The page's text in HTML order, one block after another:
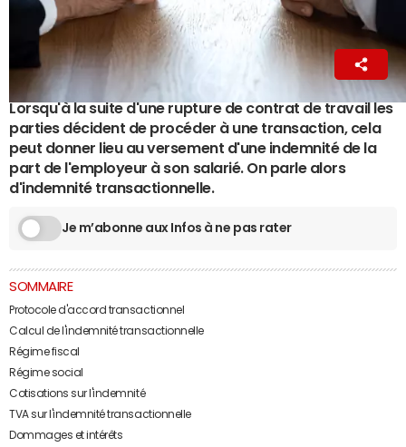
La Rédaction
23 juillet 2025 01:55
Lorsqu'à la suite d'une rupture de contrat de travail les
parties décident de procéder à une transaction, cela
peut donner lieu au versement d'une indemnité de la
part de l'employeur à son salarié. On parle alors
d'indemnité transactionnelle.
Je m’abonne aux Infos à ne pas rater
SOMMAIRE
Protocole d'accord transactionnel
Calcul de l'indemnité transactionnelle
Régime fiscal
Régime social
Cotisations sur l'indemnité
TVA sur l'indemnité transactionnelle
Dommages et intérêts